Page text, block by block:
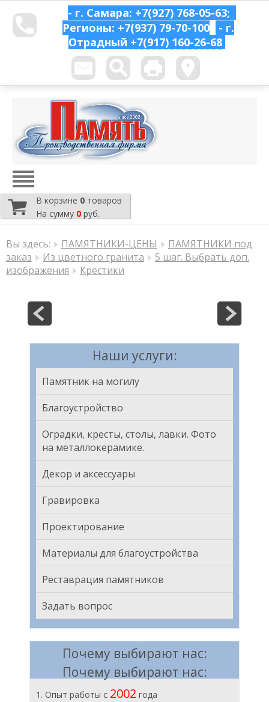
- г. Самара: +7(927) 768-05-63;
Регионы: +7(937) 79-70-100
- г.
Отрадный +7(917) 160-26-68
В корзине 0 товаров
На сумму 0 руб.
Вы здесь: ПАМЯТНИКИ-ЦЕНЫ
ПАМЯТНИКИ под
заказ
Из цветного гранита
5 шаг. Выбрать доп.
изображения
Крестики
Наши услуги:
Памятник на могилу
Благоустройство
Оградки, кресты, столы, лавки. Фото
на металлокерамике.
Декор и аксессуары
Гравировка
Проектирование
Материалы для благоустройства
Реставрация памятников
Задать вопрос
Почему выбирают нас:
Почему выбирают нас:
1. Опыт работы с 2002 года